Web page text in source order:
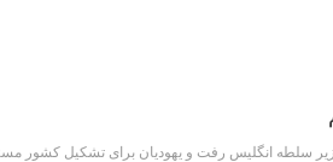
سلطه انگلیس رفت و یهودیان برای تشکیل کشور